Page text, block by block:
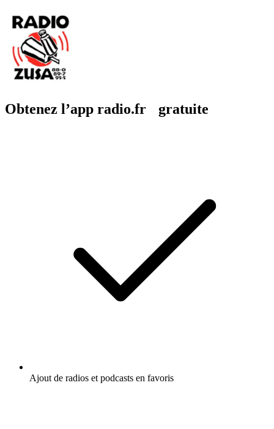
Obtenez l’app radio.fr gratuite
Ajout de radios et podcasts en favoris